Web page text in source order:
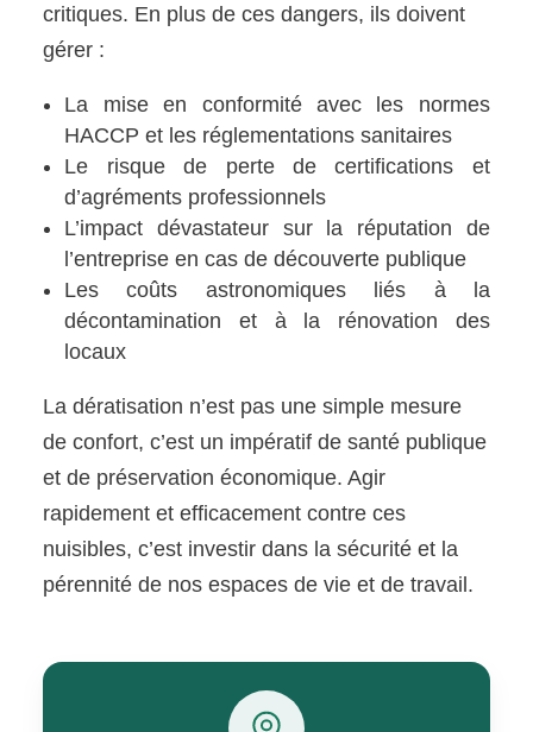
critiques. En plus de ces dangers, ils doivent
gérer :
La mise en conformité avec les normes
HACCP et les réglementations sanitaires
Le risque de perte de certifications et
d’agréments professionnels
L’impact dévastateur sur la réputation de
l’entreprise en cas de découverte publique
Les coûts astronomiques liés à la
décontamination et à la rénovation des
locaux
La dératisation n’est pas une simple mesure
de confort, c’est un impératif de santé publique
et de préservation économique. Agir
rapidement et efficacement contre ces
nuisibles, c’est investir dans la sécurité et la
pérennité de nos espaces de vie et de travail.